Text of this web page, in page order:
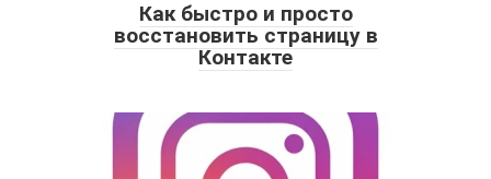
Как быстро и просто
восстановить страницу в
Контакте